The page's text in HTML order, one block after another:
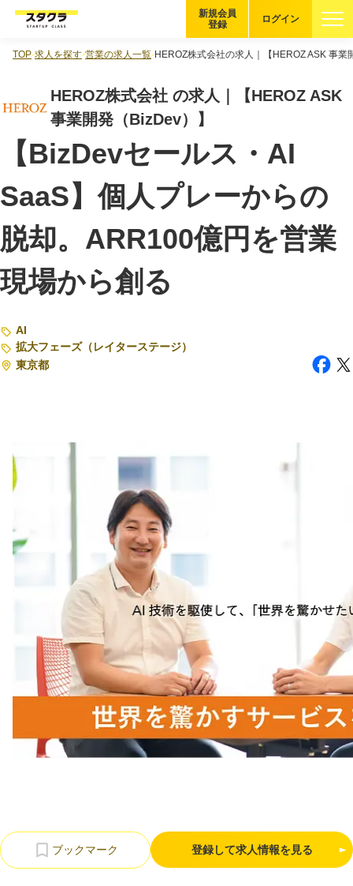
企業を探す
適性診断 無料・5分
スタクラが選ばれる理由
スタートアップ厳選の仕組み
紹介する企業について
登録者の転職・副業実績
Startup Magazine
特集記事
CEOインタビュー
大学発スタートアップ
導入事例
お問い合わせ
法人向け資料ダウンロード
/採用検討企業様へ
利用規約プライバシーポリシー採用情報会社概要採用検討企業様へ
パートナーの方へ
ログイン
新規会員
登録
TOP 求人を探す 営業の求人一覧 HEROZ株式会社の求人｜【HEROZ ASK 事業
HEROZ株式会社 の求人｜【HEROZ ASK
事業開発（BizDev）】
【BizDevセールス・AI
SaaS】個人プレーからの
脱却。ARR100億円を営業
現場から創る
AI
拡大フェーズ（レイターステージ）
東京都
登録して求人情報を見る